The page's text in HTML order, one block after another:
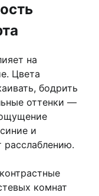
на
Цвета
бодрить
оттенки —
и
расслаблению.
комнат